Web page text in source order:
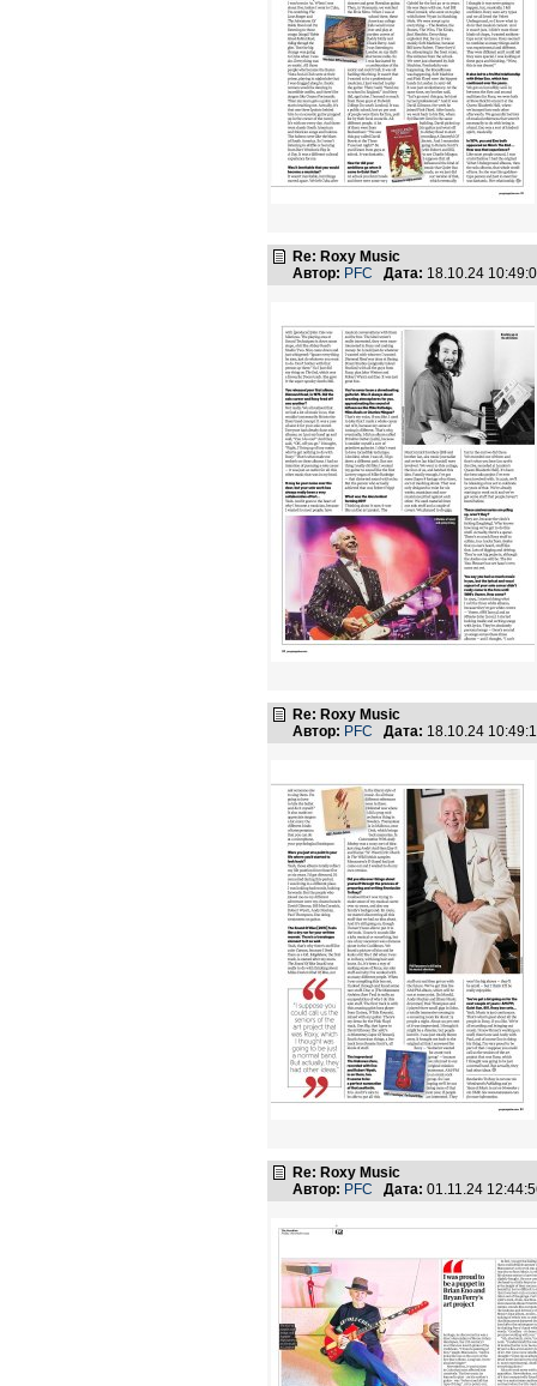
Re: Roxy Music
Автор: PFC Дата: 18.10.24
Re: Roxy Music
Автор: PFC Дата: 18.10.24
Re: Roxy Music
Автор: PFC Дата: 01.11.24